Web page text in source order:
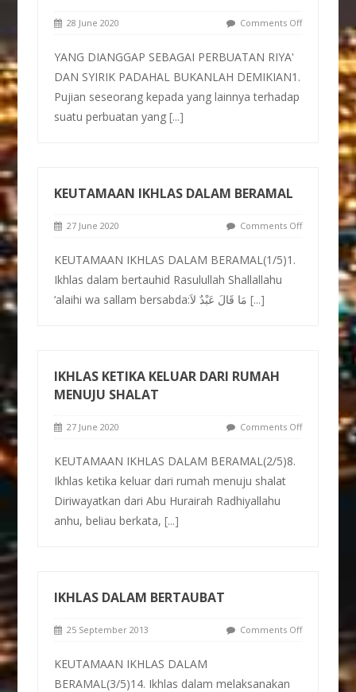
28 June 2020 Comments Off
YANG DIANGGAP SEBAGAI PERBUATAN RIYA'
DAN SYIRIK PADAHAL BUKANLAH DEMIKIAN1.
Pujian seseorang kepada yang lainnya terhadap
suatu perbuatan yang[...]
KEUTAMAAN IKHLAS DALAM BERAMAL
27 June 2020 Comments Off
KEUTAMAAN IKHLAS DALAM BERAMAL(1/5)1.
Ikhlas dalam bertauhid Rasulullah Shallallahu
‘alaihi wa sallam bersabda:مَا قَالَ عَبْدٌ لاَ[...]
IKHLAS KETIKA KELUAR DARI RUMAH
MENUJU SHALAT
27 June 2020 Comments Off
KEUTAMAAN IKHLAS DALAM BERAMAL(2/5)8.
Ikhlas ketika keluar dari rumah menuju shalat
Diriwayatkan dari Abu Hurairah Radhiyallahu
anhu, beliau berkata,[...]
IKHLAS DALAM BERTAUBAT
25 September 2013 Comments Off
KEUTAMAAN IKHLAS DALAM
BERAMAL(3/5)14. Ikhlas dalam melaksanakan